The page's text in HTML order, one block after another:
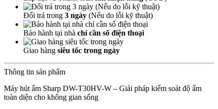
Đổi trả trong 3 ngày (Nếu do lỗi kỹ thuật)
Bảo hành tại nhà chỉ cần số điện thoại
Giao hàng siêu tốc trong ngày
Thông tin sản phẩm
Máy hút ẩm Sharp DW-T30HV-W – Giải pháp kiểm soát độ ẩm
toàn diện cho không gian sống